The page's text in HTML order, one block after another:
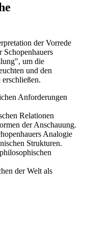
der Vorrede
Schopenhauers
um die
und den
Anforderungen
Relationen
der Anschauung.
Analogie
Strukturen.
der Welt als